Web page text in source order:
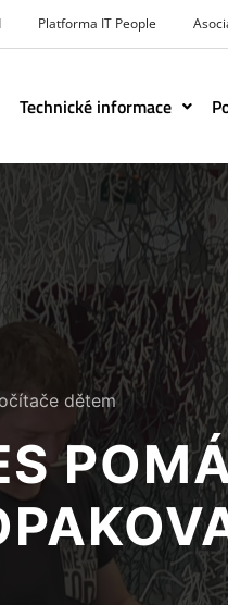
Platforma IT People
Technické informace
dětem